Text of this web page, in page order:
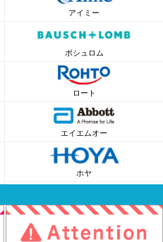
アイミー
ボシュロム
ロート
エイエムオー
ホヤ